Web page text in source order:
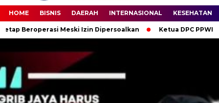
HOME BISNIS DAERAH INTERNASIONAL KESEHATAN
Meski Izin Dipersoalkan Ketua DPC PPWI OKI Bersama